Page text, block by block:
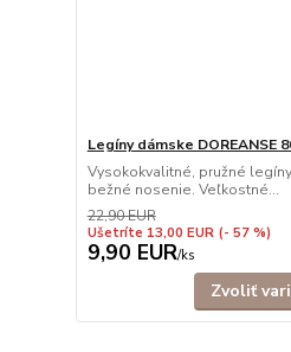
Legíny dámske DOREANSE
Vysokokvalitné, pružné
bežné nosenie. Veľkostné...
22,90 EUR
Ušetríte 13,00 EUR (- 57 %)
9,90 EUR/ks
Zvoliť